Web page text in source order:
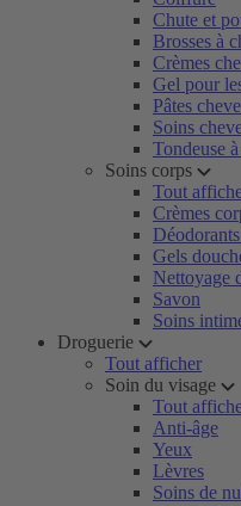
Chute et
Brosses à
Crèmes
Gel pour
Pâtes
Soins
Tondeuse
Soins corps
Tout
Crèmes
Gels
Nettoyage
Savon
Soins
Droguerie
Tout afficher
Soin du visage
Tout
Anti-âge
Yeux
Lèvres
Soins de